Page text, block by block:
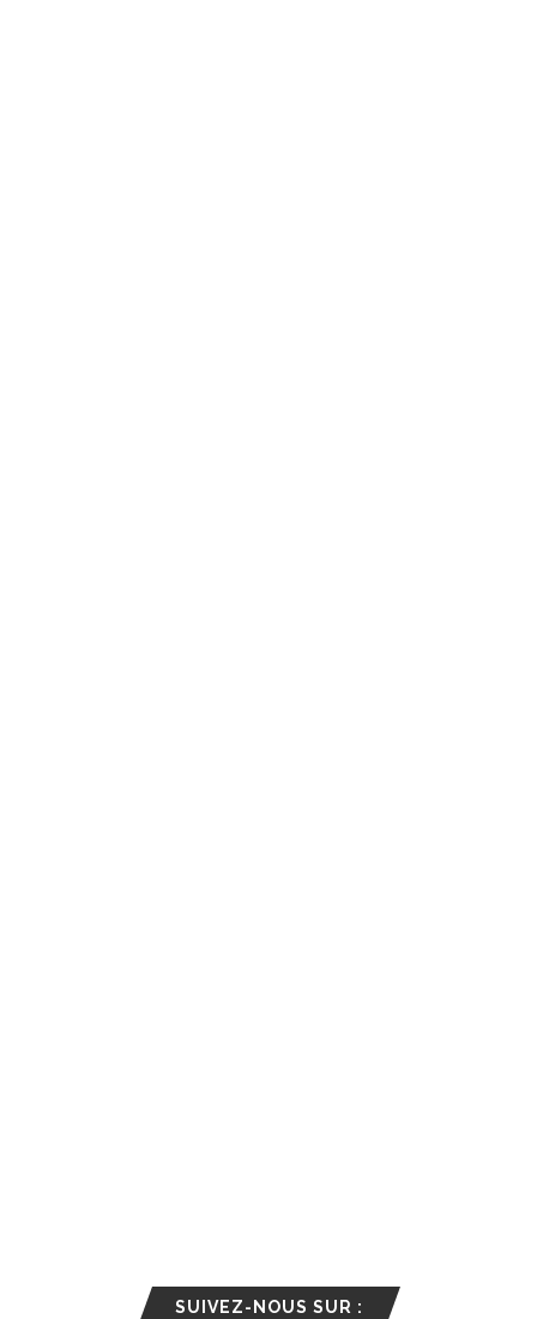
SUIVEZ-NOUS SUR :